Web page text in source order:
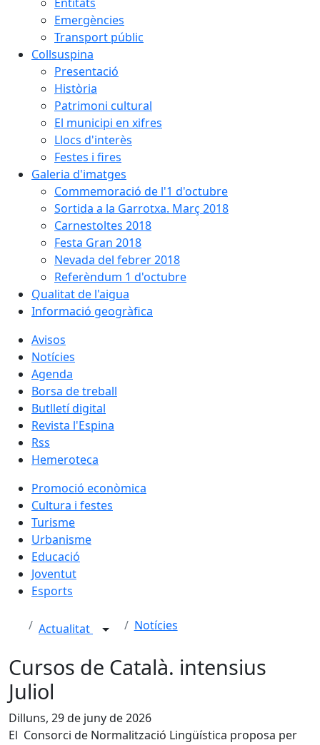
Emergències
Transport públic
Collsuspina
Presentació
Història
Patrimoni cultural
El municipi en xifres
Llocs d'interès
Festes i fires
Galeria d'imatges
Commemoració de l'1 d'octubre
Sortida a la Garrotxa. Març 2018
Carnestoltes 2018
Festa Gran 2018
Nevada del febrer 2018
Referèndum 1 d'octubre
Qualitat de l'aigua
Informació geogràfica
Avisos
Notícies
Agenda
Borsa de treball
Butlletí digital
Revista l'Espina
Rss
Hemeroteca
Promoció econòmica
Cultura i festes
Turisme
Urbanisme
Educació
Joventut
Esports
Actualitat Notícies
Cursos de Català. intensius
Juliol
Dilluns, 29 de juny de 2026
El Consorci de Normalització Lingüística proposa per